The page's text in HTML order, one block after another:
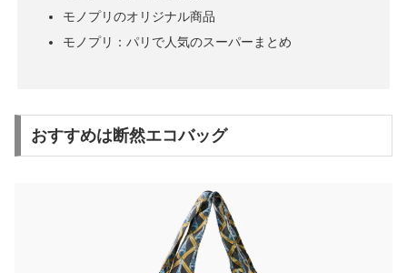
モノプリのオリジナル商品
モノプリ：パリで人気のスーパーまとめ
おすすめは断然エコバッグ